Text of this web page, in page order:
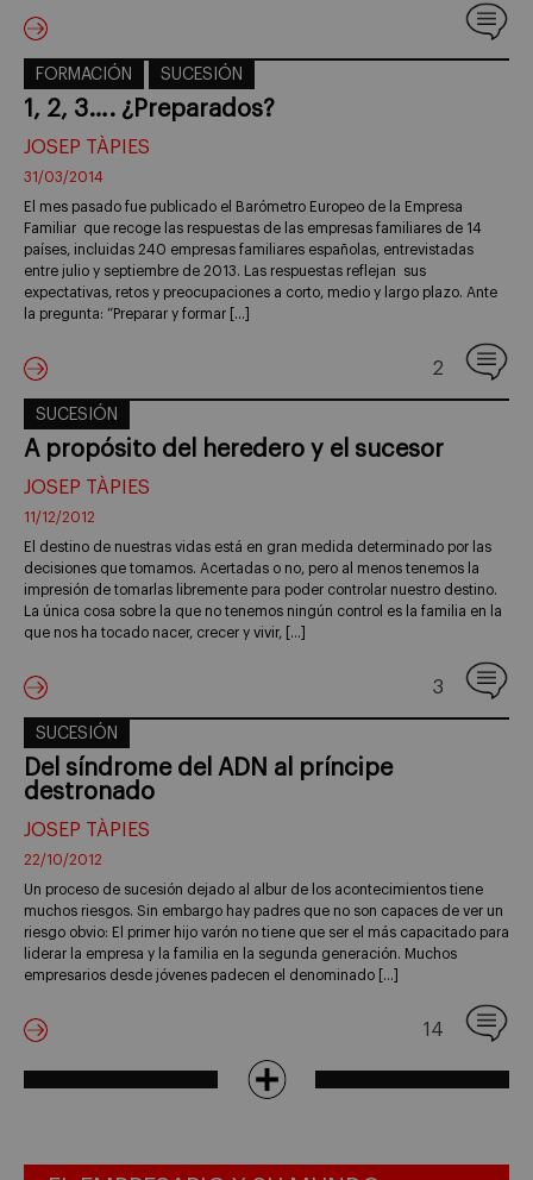
FORMACIÓN SUCESIÓN
1, 2, 3…. ¿Preparados?
JOSEP TÀPIES
31/03/2014
El mes pasado fue publicado el Barómetro Europeo de la Empresa
Familiar que recoge las respuestas de las empresas familiares de 14
países, incluidas 240 empresas familiares españolas, entrevistadas
entre julio y septiembre de 2013. Las respuestas reflejan sus
expectativas, retos y preocupaciones a corto, medio y largo plazo. Ante
la pregunta: “Preparar y formar […]
2
SUCESIÓN
A propósito del heredero y el sucesor
JOSEP TÀPIES
11/12/2012
El destino de nuestras vidas está en gran medida determinado por las
decisiones que tomamos. Acertadas o no, pero al menos tenemos la
impresión de tomarlas libremente para poder controlar nuestro destino.
La única cosa sobre la que no tenemos ningún control es la familia en la
que nos ha tocado nacer, crecer y vivir, […]
3
SUCESIÓN
Del síndrome del ADN al príncipe
destronado
JOSEP TÀPIES
22/10/2012
Un proceso de sucesión dejado al albur de los acontecimientos tiene
muchos riesgos. Sin embargo hay padres que no son capaces de ver un
riesgo obvio: El primer hijo varón no tiene que ser el más capacitado para
liderar la empresa y la familia en la segunda generación. Muchos
empresarios desde jóvenes padecen el denominado […]
14